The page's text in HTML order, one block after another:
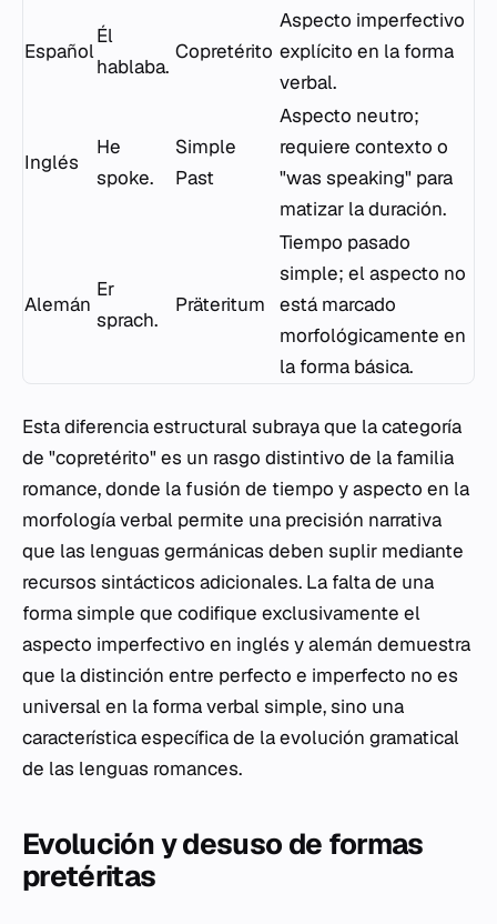
Español
Él
hablaba.
Copretérito
Aspecto imperfectivo
explícito en la forma
verbal.
Inglés
He
spoke.
Simple
Past
Aspecto neutro;
requiere contexto o
"was speaking" para
matizar la duración.
Alemán
Er
sprach.
Präteritum
Tiempo pasado
simple; el aspecto no
está marcado
morfológicamente en
la forma básica.
Esta diferencia estructural subraya que la categoría
de "copretérito" es un rasgo distintivo de la familia
romance, donde la fusión de tiempo y aspecto en la
morfología verbal permite una precisión narrativa
que las lenguas germánicas deben suplir mediante
recursos sintácticos adicionales. La falta de una
forma simple que codifique exclusivamente el
aspecto imperfectivo en inglés y alemán demuestra
que la distinción entre perfecto e imperfecto no es
universal en la forma verbal simple, sino una
característica específica de la evolución gramatical
de las lenguas romances.
Evolución y desuso de formas
pretéritas